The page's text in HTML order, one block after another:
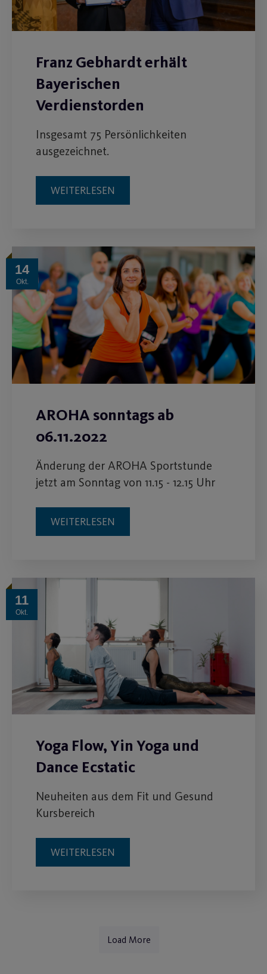
Franz Gebhardt erhält
Bayerischen
Verdienstorden
Insgesamt 75 Persönlichkeiten
ausgezeichnet.
WEITERLESEN
14
Okt.
AROHA sonntags ab
06.11.2022
Änderung der AROHA Sportstunde
jetzt am Sonntag von 11.15 - 12.15 Uhr
WEITERLESEN
11
Okt.
Yoga Flow, Yin Yoga und
Dance Ecstatic
Neuheiten aus dem Fit und Gesund
Kursbereich
WEITERLESEN
Load More